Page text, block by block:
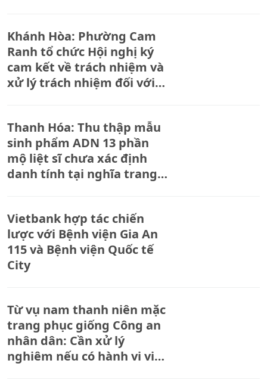
Khánh Hòa: Phường Cam
Ranh tổ chức Hội nghị ký
cam kết về trách nhiệm và
xử lý trách nhiệm đối với
quan, đơn vị
Thanh Hóa: Thu thập mẫu
sinh phẩm ADN 13 phần
mộ liệt sĩ chưa xác định
danh tính tại nghĩa trang
Vietbank hợp tác chiến
lược với Bệnh viện Gia An
115 và Bệnh viện Quốc tế
City
Từ vụ nam thanh niên mặc
trang phục giống Công an
nhân dân: Cần xử lý
nghiêm nếu có hành vi vi